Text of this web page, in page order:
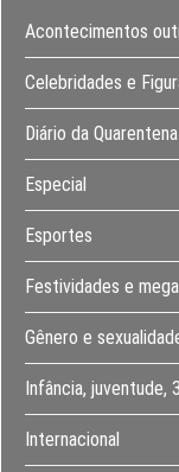
Acontecimentos
Celebridades e
Diário da Quarentena
Especial
Esportes
Festividades e
Gênero e
Infância, juventude,
Internacional